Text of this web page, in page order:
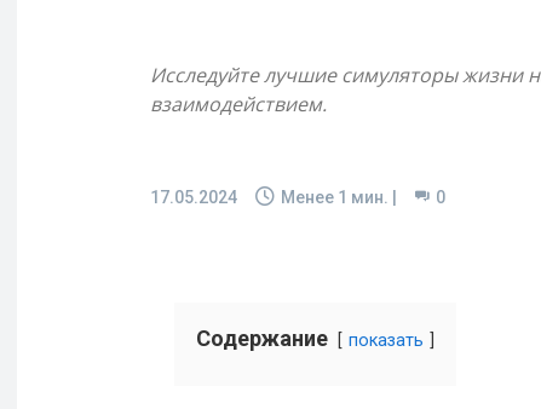
Исследуйте лучшие симуляторы жизни
взаимодействием.
17.05.2024 Менее 1 мин. | 0
Содержание показать